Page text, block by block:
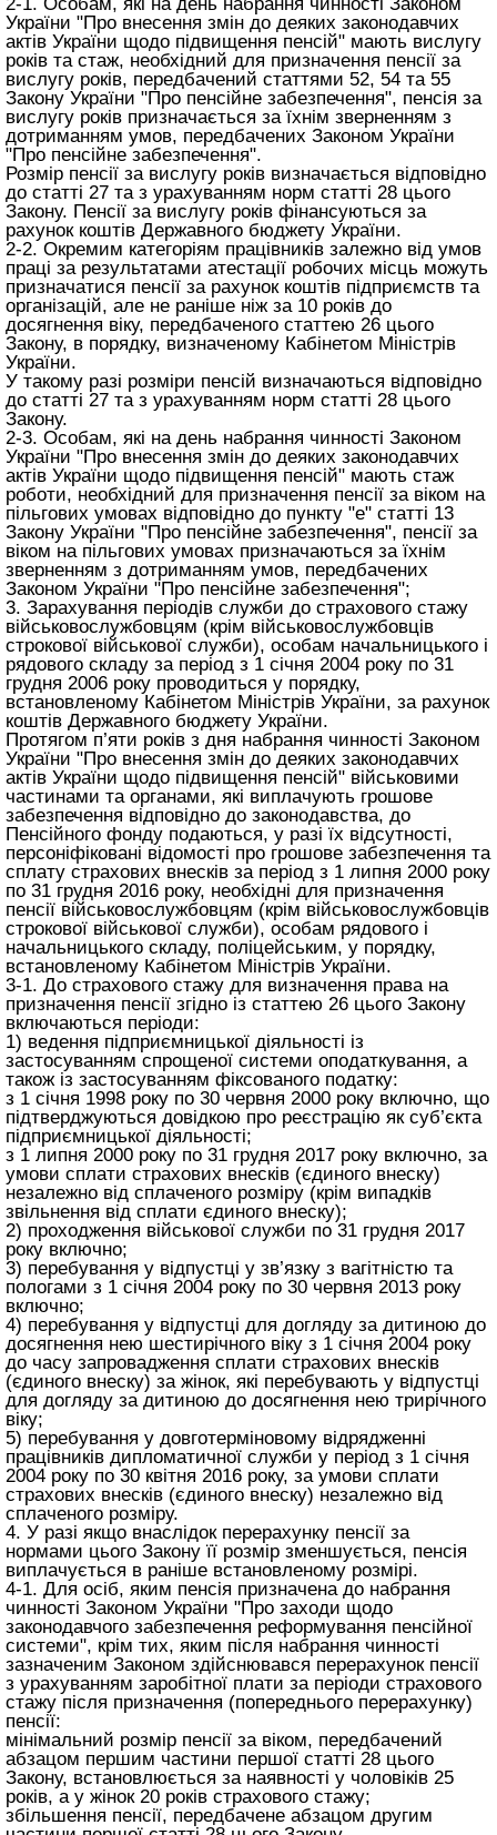
України "Про внесення змін до деяких законодавчих
актів України щодо підвищення пенсій" мають вислугу
років та стаж, необхідний для призначення пенсії за
вислугу років, передбачений статтями 52, 54 та 55
Закону України "Про пенсійне забезпечення", пенсія за
вислугу років призначається за їхнім зверненням з
дотриманням умов, передбачених Законом України
"Про пенсійне забезпечення".
Розмір пенсії за вислугу років визначається відповідно
до статті 27 та з урахуванням норм статті 28 цього
Закону. Пенсії за вислугу років фінансуються за
рахунок коштів Державного бюджету України.
2-2. Окремим категоріям працівників залежно від умов
праці за результатами атестації робочих місць можуть
призначатися пенсії за рахунок коштів підприємств та
організацій, але не раніше ніж за 10 років до
досягнення віку, передбаченого статтею 26 цього
Закону, в порядку, визначеному Кабінетом Міністрів
України.
У такому разі розміри пенсій визначаються відповідно
до статті 27 та з урахуванням норм статті 28 цього
Закону.
2-3. Особам, які на день набрання чинності Законом
України "Про внесення змін до деяких законодавчих
актів України щодо підвищення пенсій" мають стаж
роботи, необхідний для призначення пенсії за віком на
пільгових умовах відповідно до пункту "е" статті 13
Закону України "Про пенсійне забезпечення", пенсії за
віком на пільгових умовах призначаються за їхнім
зверненням з дотриманням умов, передбачених
Законом України "Про пенсійне забезпечення";
3. Зарахування періодів служби до страхового стажу
військовослужбовцям (крім військовослужбовців
строкової військової служби), особам начальницького і
рядового складу за період з 1 січня 2004 року по 31
грудня 2006 року проводиться у порядку,
встановленому Кабінетом Міністрів України, за рахунок
коштів Державного бюджету України.
Протягом п’яти років з дня набрання чинності Законом
України "Про внесення змін до деяких законодавчих
актів України щодо підвищення пенсій" військовими
частинами та органами, які виплачують грошове
забезпечення відповідно до законодавства, до
Пенсійного фонду подаються, у разі їх відсутності,
персоніфіковані відомості про грошове забезпечення та
сплату страхових внесків за період з 1 липня 2000 року
по 31 грудня 2016 року, необхідні для призначення
пенсії військовослужбовцям (крім військовослужбовців
строкової військової служби), особам рядового і
начальницького складу, поліцейським, у порядку,
встановленому Кабінетом Міністрів України.
3-1. До страхового стажу для визначення права на
призначення пенсії згідно із статтею 26 цього Закону
включаються періоди:
1) ведення підприємницької діяльності із
застосуванням спрощеної системи оподаткування, а
також із застосуванням фіксованого податку:
з 1 січня 1998 року по 30 червня 2000 року включно, що
підтверджуються довідкою про реєстрацію як суб’єкта
підприємницької діяльності;
з 1 липня 2000 року по 31 грудня 2017 року включно, за
умови сплати страхових внесків (єдиного внеску)
незалежно від сплаченого розміру (крім випадків
звільнення від сплати єдиного внеску);
2) проходження військової служби по 31 грудня 2017
року включно;
3) перебування у відпустці у зв’язку з вагітністю та
пологами з 1 січня 2004 року по 30 червня 2013 року
включно;
4) перебування у відпустці для догляду за дитиною до
досягнення нею шестирічного віку з 1 січня 2004 року
до часу запровадження сплати страхових внесків
(єдиного внеску) за жінок, які перебувають у відпустці
для догляду за дитиною до досягнення нею трирічного
віку;
5) перебування у довготерміновому відрядженні
працівників дипломатичної служби у період з 1 січня
2004 року по 30 квітня 2016 року, за умови сплати
страхових внесків (єдиного внеску) незалежно від
сплаченого розміру.
4. У разі якщо внаслідок перерахунку пенсії за
нормами цього Закону її розмір зменшується, пенсія
виплачується в раніше встановленому розмірі.
4-1. Для осіб, яким пенсія призначена до набрання
чинності Законом України "Про заходи щодо
законодавчого забезпечення реформування пенсійної
системи", крім тих, яким після набрання чинності
зазначеним Законом здійснювався перерахунок пенсії
з урахуванням заробітної плати за періоди страхового
стажу після призначення (попереднього перерахунку)
пенсії:
мінімальний розмір пенсії за віком, передбачений
абзацом першим частини першої статті 28 цього
Закону, встановлюється за наявності у чоловіків 25
років, а у жінок 20 років страхового стажу;
збільшення пенсії, передбачене абзацом другим